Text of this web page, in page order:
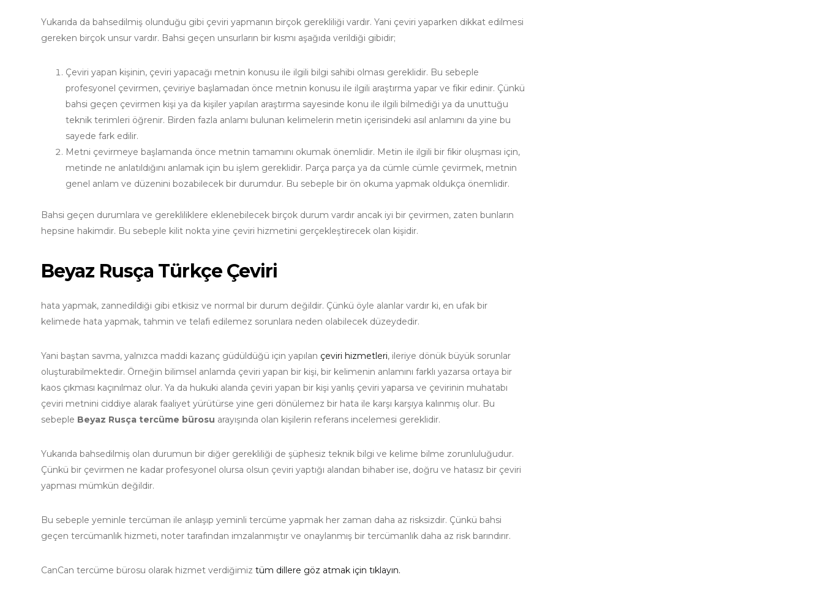
Yukarıda da bahsedilmiş olunduğu gibi çeviri yapmanın birçok gerekliliği vardır. Yani çeviri yaparken dikkat edilmesi
gereken birçok unsur vardır. Bahsi geçen unsurların bir kısmı aşağıda verildiği gibidir;
Çeviri yapan kişinin, çeviri yapacağı metnin konusu ile ilgili bilgi sahibi olması gereklidir. Bu sebeple
profesyonel çevirmen, çeviriye başlamadan önce metnin konusu ile ilgili araştırma yapar ve fikir edinir. Çünkü
bahsi geçen çevirmen kişi ya da kişiler yapılan araştırma sayesinde konu ile ilgili bilmediği ya da unuttuğu
teknik terimleri öğrenir. Birden fazla anlamı bulunan kelimelerin metin içerisindeki asıl anlamını da yine bu
sayede fark edilir.
Metni çevirmeye başlamanda önce metnin tamamını okumak önemlidir. Metin ile ilgili bir fikir oluşması için,
metinde ne anlatıldığını anlamak için bu işlem gereklidir. Parça parça ya da cümle cümle çevirmek, metnin
genel anlam ve düzenini bozabilecek bir durumdur. Bu sebeple bir ön okuma yapmak oldukça önemlidir.
Bahsi geçen durumlara ve gerekliliklere eklenebilecek birçok durum vardır ancak iyi bir çevirmen, zaten bunların
hepsine hakimdir. Bu sebeple kilit nokta yine çeviri hizmetini gerçekleştirecek olan kişidir.
Beyaz Rusça Türkçe Çeviri
hata yapmak, zannedildiği gibi etkisiz ve normal bir durum değildir. Çünkü öyle alanlar vardır ki, en ufak bir
kelimede hata yapmak, tahmin ve telafi edilemez sorunlara neden olabilecek düzeydedir.
Yani baştan savma, yalnızca maddi kazanç güdüldüğü için yapılan çeviri hizmetleri, ileriye dönük büyük sorunlar
oluşturabilmektedir. Örneğin bilimsel anlamda çeviri yapan bir kişi, bir kelimenin anlamını farklı yazarsa ortaya bir
kaos çıkması kaçınılmaz olur. Ya da hukuki alanda çeviri yapan bir kişi yanlış çeviri yaparsa ve çevirinin muhatabı
çeviri metnini ciddiye alarak faaliyet yürütürse yine geri dönülemez bir hata ile karşı karşıya kalınmış olur. Bu
sebeple Beyaz Rusça tercüme bürosu arayışında olan kişilerin referans incelemesi gereklidir.
Yukarıda bahsedilmiş olan durumun bir diğer gerekliliği de şüphesiz teknik bilgi ve kelime bilme zorunluluğudur.
Çünkü bir çevirmen ne kadar profesyonel olursa olsun çeviri yaptığı alandan bihaber ise, doğru ve hatasız bir çeviri
yapması mümkün değildir.
Bu sebeple yeminle tercüman ile anlaşıp yeminli tercüme yapmak her zaman daha az risksizdir. Çünkü bahsi
geçen tercümanlık hizmeti, noter tarafından imzalanmıştır ve onaylanmış bir tercümanlık daha az risk barındırır.
CanCan tercüme bürosu olarak hizmet verdiğimiz tüm dillere göz atmak için tıklayın.